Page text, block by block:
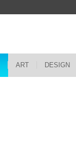
ART DESIGN